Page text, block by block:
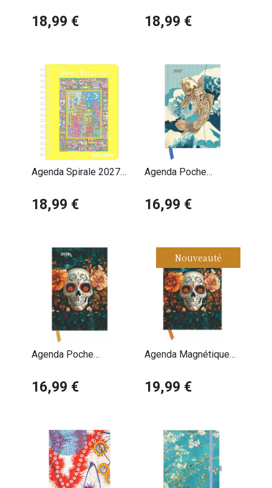
18,99 € 18,99 €
Agenda Spirale 2027
18,99 €
Agenda Poche
Japonais
16,99 €
Agenda Poche
Gothique Skull Tête de
16,99 €
Nouveauté
Agenda Magnétique
Mort
19,99 €